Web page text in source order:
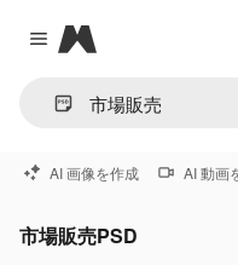
Close menu
Magnific
AI 画像を作成 AI 動画
市場販売PSD